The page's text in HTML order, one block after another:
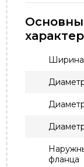
Ширина
фланца